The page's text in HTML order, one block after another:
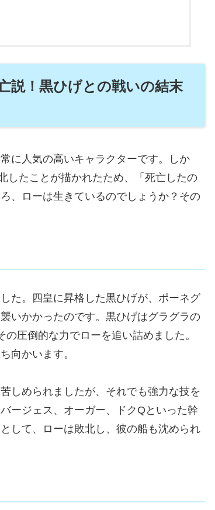
説！黒ひげとの戦いの結末
に人気の高いキャラクターです。しか
したことが描かれたため、「死亡したの
、ローは生きているのでしょうか？その
た。四皇に昇格した黒ひげが、ポーネグ
いかかったのです。黒ひげはグラグラの
圧倒的な力でローを追い詰めました。
向かいます。
しめられましたが、それでも強力な技を
バージェス、オーガー、ドクQ といった幹
して、ローは敗北し、彼の船も沈められ